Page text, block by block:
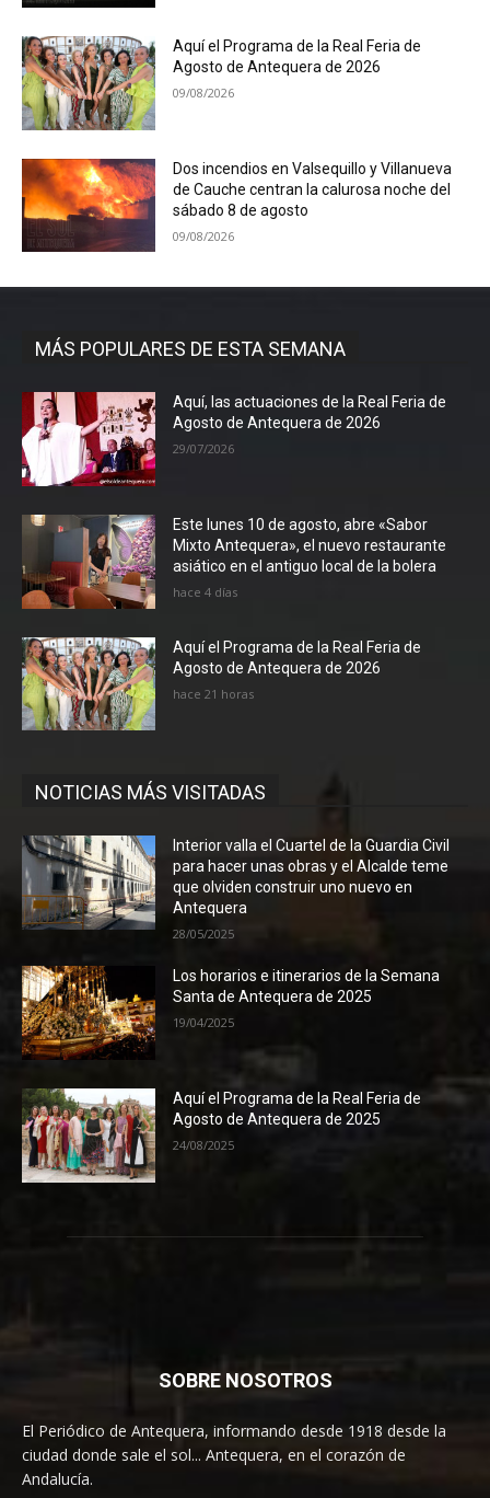
Aquí el Programa de la Real Feria de
Agosto de Antequera de 2026
09/08/2026
Dos incendios en Valsequillo y Villanueva
de Cauche centran la calurosa noche del
sábado 8 de agosto
09/08/2026
MÁS POPULARES DE ESTA SEMANA
Aquí, las actuaciones de la Real Feria de
Agosto de Antequera de 2026
29/07/2026
Este lunes 10 de agosto, abre «Sabor
Mixto Antequera», el nuevo restaurante
asiático en el antiguo local de la bolera
hace 4 días
Aquí el Programa de la Real Feria de
Agosto de Antequera de 2026
hace 21 horas
NOTICIAS MÁS VISITADAS
Interior valla el Cuartel de la Guardia Civil
para hacer unas obras y el Alcalde teme
que olviden construir uno nuevo en
Antequera
28/05/2025
Los horarios e itinerarios de la Semana
Santa de Antequera de 2025
19/04/2025
Aquí el Programa de la Real Feria de
Agosto de Antequera de 2025
24/08/2025
SOBRE NOSOTROS
El Periódico de Antequera, informando desde 1918 desde la
ciudad donde sale el sol... Antequera, en el corazón de
Andalucía.